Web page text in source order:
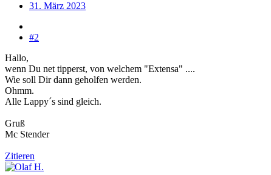
31. März 2023
#2
Hallo,
wenn Du net tipperst, von welchem "Extensa" ....
Wie soll Dir dann geholfen werden.
Ohmm.
Alle Lappy´s sind gleich.
Gruß
Mc Stender
Zitieren